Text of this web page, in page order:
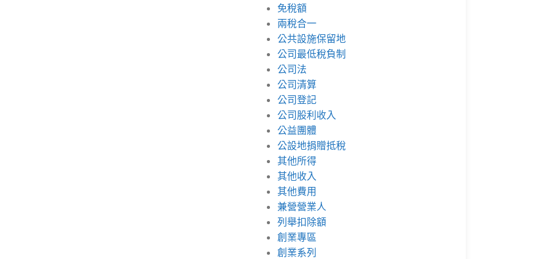
免稅額
兩稅合一
公共設施保留地
公司最低稅負制
公司法
公司清算
公司登記
公司股利收入
公益團體
公設地捐贈抵稅
其他所得
其他收入
其他費用
兼營營業人
列舉扣除額
創業專區
創業系列